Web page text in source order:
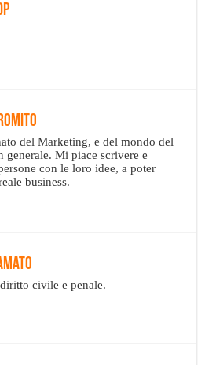
del Marketing, e del mondo del
generale. Mi piace scrivere e
con le loro idee, a poter
business.
civile e penale.